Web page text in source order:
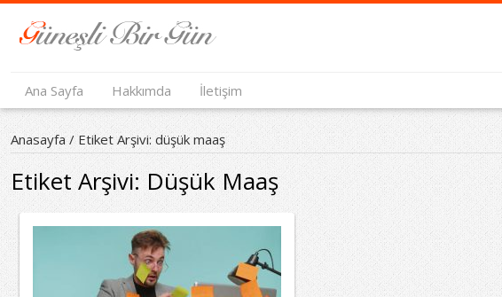
Ana Sayfa Hakkımda İletişim
Anasayfa/ Etiket Arşivi: düşük maaş
Etiket Arşivi: Düşük Maaş